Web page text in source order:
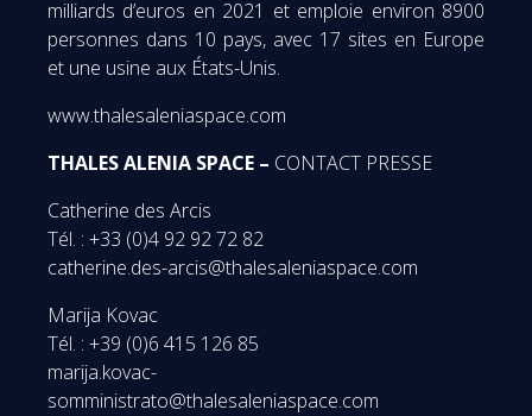
milliards d’euros en 2021 et emploie environ 8900
personnes dans 10 pays, avec 17 sites en Europe
et une usine aux États-Unis.
www.thalesaleniaspace.com
THALES ALENIA SPACE – CONTACT PRESSE
Catherine des Arcis
Tél. : +33 (0)4 92 92 72 82
catherine.des-arcis@thalesaleniaspace.com
Marija Kovac
Tél. : +39 (0)6 415 126 85
marija.kovac-
somministrato@thalesaleniaspace.com